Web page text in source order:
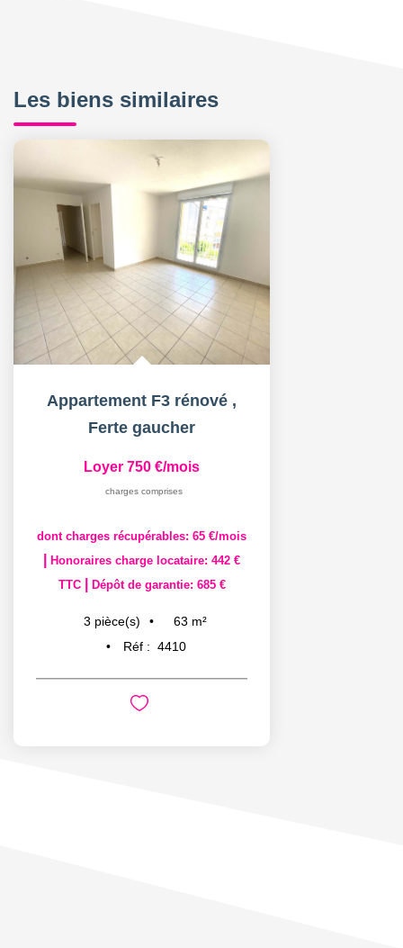
Les biens similaires
Appartement F3 rénové ,
Ferte gaucher
Loyer 750 €/mois
charges comprises
dont charges récupérables: 65 €/mois
Honoraires charge locataire: 442 €
TTC
Dépôt de garantie: 685 €
3 pièce(s) 63 m²
Réf : 4410